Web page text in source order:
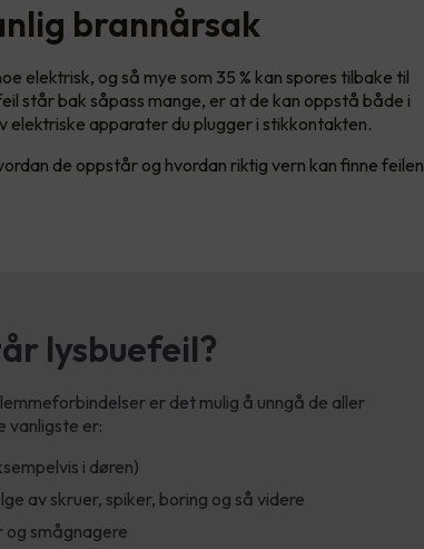
brannårsak
elektrisk, og så mye som 35 % kan spores tilbake til
står bak såpass mange, er at de kan oppstå både i
elektriske apparater du plugger i stikkontakten.
de oppstår og hvordan riktig vern kan finne feilen
lysbuefeil?
er det mulig å unngå de aller
vanligste er:
i døren)
av skruer, spiker, boring og så videre
og smågnagere